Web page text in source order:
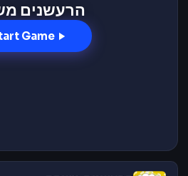
הרעשנים
Game